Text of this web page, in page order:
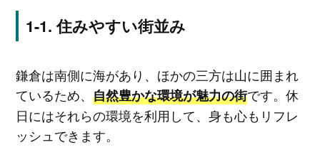
住みやすい街並み
鎌倉は南側に海があり、ほかの三方は山に囲まれ
ているため、 自然豊かな環境が魅力の街です。休
日にはそれらの環境を利用して、身も心もリフレ
ッシュできます。